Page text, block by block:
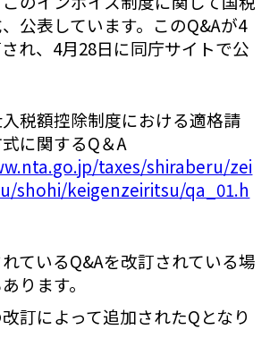
公表しています。このQ&Aが4
れ、4月28日に同庁サイトで公
税額控除制度における適格請
に関するQ＆A
taxes/shiraberu/zei
shohi/keigenzeiritsu/qa_01.h
ているQ&Aを改訂されている場
ります。
訂によって追加されたQとなり